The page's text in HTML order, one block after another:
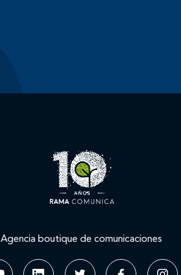
Agencia boutique de comunicaciones